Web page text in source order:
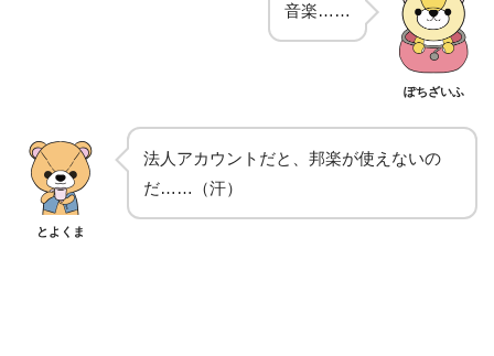
音楽……
ぽちざいふ
とよくま
法人アカウントだと、邦楽が使えないの
だ……（汗）